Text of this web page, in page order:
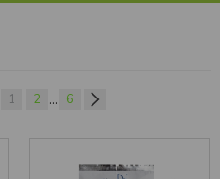
1 2 ... 6